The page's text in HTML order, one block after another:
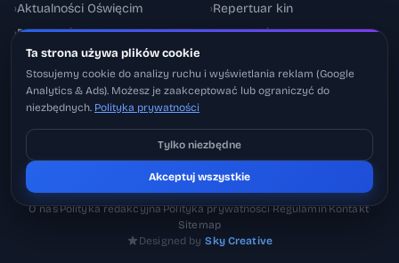
›Aktualności Oświęcim
›Powiat oświęcimski
Utrudnienia drogowe
›Repertuar kin
›Aktualności: Kultura
© 2026 Oswiecimskie.pl – Portal informacyjny Oświęcimia i powiatu
oświęcimskiego.
O nas·Polityka redakcyjna·Polityka prywatności·Regulamin·Kontakt·
Sitemap
Designed by Sky Creative
Ta strona używa plików cookie
Stosujemy cookie do analizy ruchu i wyświetlania reklam (Google
Analytics & Ads). Możesz je zaakceptować lub ograniczyć do
niezbędnych. Polityka prywatności
Tylko niezbędne
Akceptuj wszystkie
Pobierz na iOS